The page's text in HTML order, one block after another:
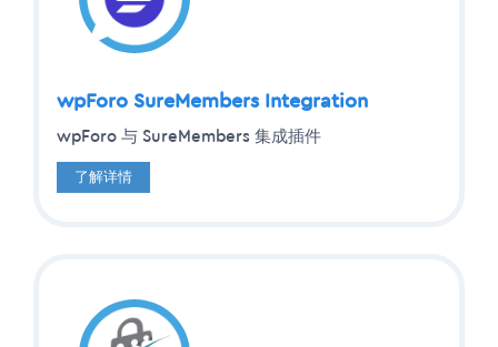
wpForo SureMembers Integration
wpForo 与 SureMembers 集成插件
了解详情